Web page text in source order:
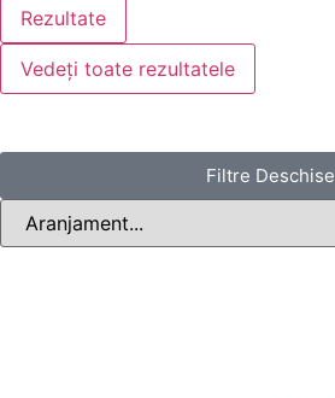
Rezultate
Vedeți toate rezultatele
Filtre Deschise